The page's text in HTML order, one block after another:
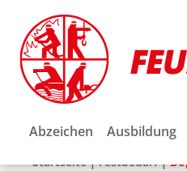
Abzeichen Ausbildung
Startseite|Festbedarf|